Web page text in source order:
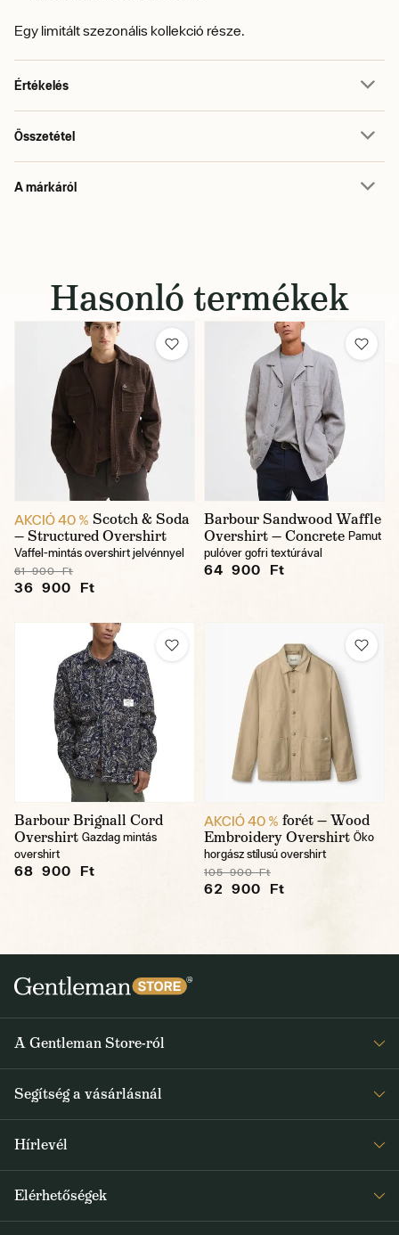
Egy limitált szezonális kollekció része.
Értékelés
Összetétel
A márkáról
Hasonló termékek
AKCIÓ 40 % Scotch & Soda
— Structured Overshirt
Vaffel-mintás overshirt jelvénnyel
61 900 Ft
36 900 Ft
Barbour Sandwood Waffle
Overshirt — Concrete Pamut
pulóver gofri textúrával
64 900 Ft
Barbour Brignall Cord
Overshirt Gazdag mintás
overshirt
68 900 Ft
AKCIÓ 40 % forét — Wood
Embroidery Overshirt Öko
horgász stílusú overshirt
105 900 Ft
62 900 Ft
A Gentleman Store-ról
Rólunk
Journal
Segítség a vásárlásnál
Általános Szerződési Feltételek
Hírlevél
a speciális kínálatokról
Elérhetőségek